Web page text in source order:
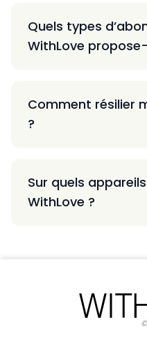
Quels types
WithLove
Comment résilier
?
Sur quels
WithLove ?
©